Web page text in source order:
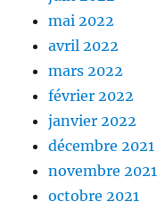
mai 2022
avril 2022
mars 2022
février 2022
janvier 2022
décembre 2021
novembre 2021
octobre 2021